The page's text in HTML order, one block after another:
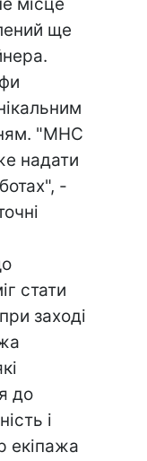
ще
"МНС
надати
-
стати
заході
до
і
екіпажа